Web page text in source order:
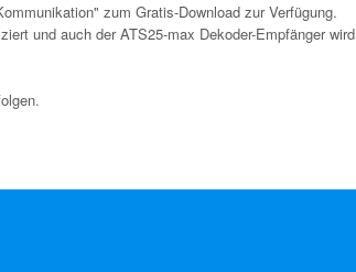
zum Gratis-Download zur Verfügung.
und auch der ATS25-max Dekoder-Empfänger wird